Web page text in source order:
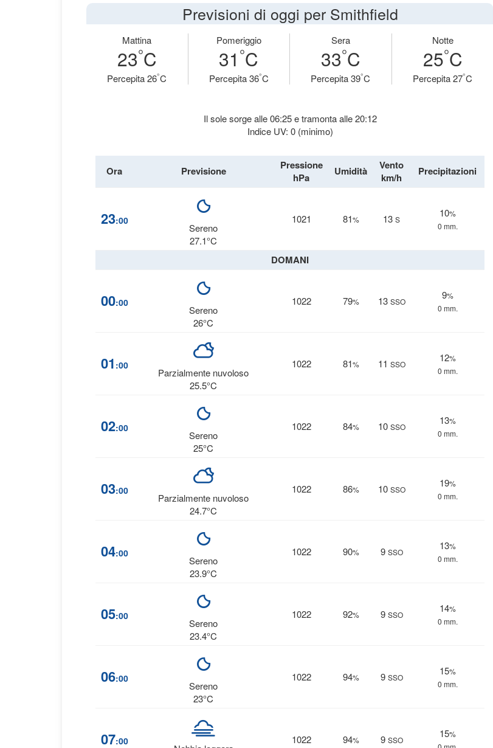
Previsioni di oggi per Smithfield
Mattina
23°C
Percepita 26°C
Pomeriggio
31 °C
Percepita 36°C
Sera
33°C
Percepita 39°C
Notte
25°C
Percepita 27°C
Il sole sorge alle 06:25 e tramonta alle 20:12
Indice UV: 0 (minimo)
Ora Previsione
Pressione
hPa
Umidità
Vento
km/h
Precipitazioni
23:00
Sereno
27.1°C
1021 81% 13 S
10%
0 mm.
DOMANI
00:00
Sereno
26°C
1022 79% 13 SSO
9%
0 mm.
01 :00
Parzialmente nuvoloso
25.5°C
1022 81% 11 SSO
12%
0 mm.
02:00
Sereno
25°C
1022 84% 10 SSO
13%
0 mm.
03:00
Parzialmente nuvoloso
24.7°C
1022 86% 10 SSO
19%
0 mm.
04:00
Sereno
23.9°C
1022 90% 9 SSO
13%
0 mm.
05:00
Sereno
23.4°C
1022 92% 9 SSO
14%
0 mm.
06:00
Sereno
23°C
1022 94% 9 SSO
15%
0 mm.
07:00 1022 94% 9 SSO
15%